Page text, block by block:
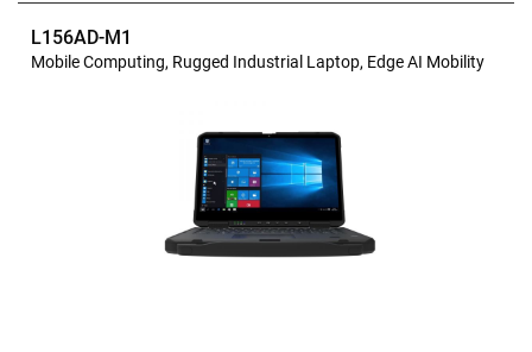
L156AD-M1
Mobile Computing, Rugged Industrial Laptop, Edge AI Mobility